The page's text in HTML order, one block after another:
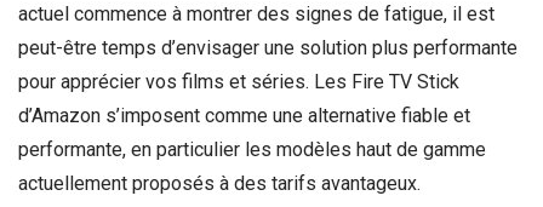
actuel commence à montrer des signes de fatigue, il est
peut-être temps d’envisager une solution plus performante
pour apprécier vos films et séries. Les Fire TV Stick
d’Amazon s’imposent comme une alternative fiable et
performante, en particulier les modèles haut de gamme
actuellement proposés à des tarifs avantageux.